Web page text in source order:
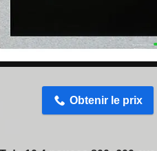
Obtenir le prix